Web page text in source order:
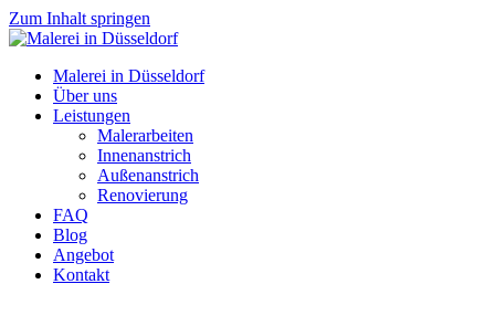
Zum Inhalt springen
Malerei in Düsseldorf
Über uns
Leistungen
Malerarbeiten
Innenanstrich
Außenanstrich
Renovierung
FAQ
Blog
Angebot
Kontakt